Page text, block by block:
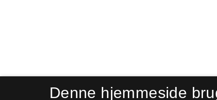
Denne hjemmeside